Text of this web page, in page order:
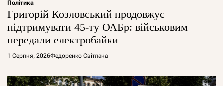
Політика
Григорій Козловський продовжує
підтримувати 45-ту ОАБр: військовим
передали електробайки
1 Серпня, 2026Федоренко Світлана